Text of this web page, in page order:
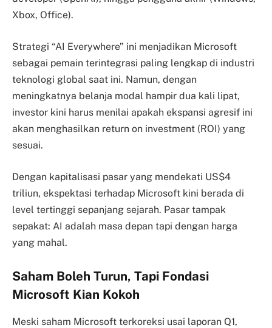
Xbox, Office).
Strategi “AI Everywhere” ini menjadikan Microsoft
sebagai pemain terintegrasi paling lengkap di industri
teknologi global saat ini. Namun, dengan
meningkatnya belanja modal hampir dua kali lipat,
investor kini harus menilai apakah ekspansi agresif ini
akan menghasilkan return on investment (ROI) yang
sesuai.
Dengan kapitalisasi pasar yang mendekati US$4
triliun, ekspektasi terhadap Microsoft kini berada di
level tertinggi sepanjang sejarah. Pasar tampak
sepakat: AI adalah masa depan tapi dengan harga
yang mahal.
Saham Boleh Turun, Tapi Fondasi
Microsoft Kian Kokoh
Meski saham Microsoft terkoreksi usai laporan Q1,